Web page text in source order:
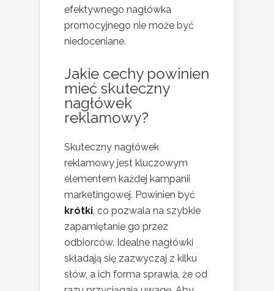
efektywnego nagłówka
promocyjnego nie może być
niedoceniane.
Jakie cechy powinien
mieć skuteczny
nagłówek
reklamowy?
Skuteczny nagłówek
reklamowy jest kluczowym
elementem każdej kampanii
marketingowej. Powinien być
krótki , co pozwala na szybkie
zapamiętanie go przez
odbiorców. Idealne nagłówki
składają się zazwyczaj z kilku
słów, a ich forma sprawia, że od